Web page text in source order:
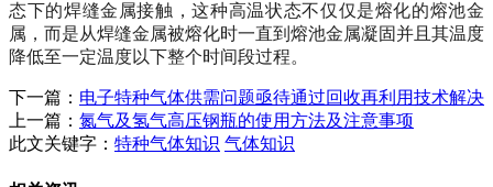
态下的焊缝金属接触，这种高温状态不仅仅是熔化的熔池金
属，而是从焊缝金属被熔化时一直到熔池金属凝固并且其温度
降低至一定温度以下整个时间段过程。
下一篇： 电子特种气体供需问题亟待通过回收再利用技术解决
上一篇： 氮气及氢气高压钢瓶的使用方法及注意事项
此文关键字： 特种气体知识 气体知识